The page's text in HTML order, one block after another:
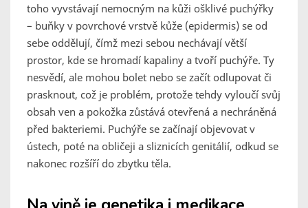
toho vyvstávají nemocným na kůži ošklivé puchýřky
– buňky v povrchové vrstvě kůže (epidermis) se od
sebe oddělují, čímž mezi sebou nechávají větší
prostor, kde se hromadí kapaliny a tvoří puchýře. Ty
nesvědí, ale mohou bolet nebo se začít odlupovat či
prasknout, což je problém, protože tehdy vyloučí svůj
obsah ven a pokožka zůstává otevřená a nechráněná
před bakteriemi. Puchýře se začínají objevovat v
ústech, poté na obličeji a sliznicích genitálií, odkud se
nakonec rozšíří do zbytku těla.